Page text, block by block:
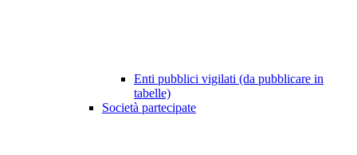
Enti pubblici vigilati (da pubblicare in
tabelle)
Società partecipate